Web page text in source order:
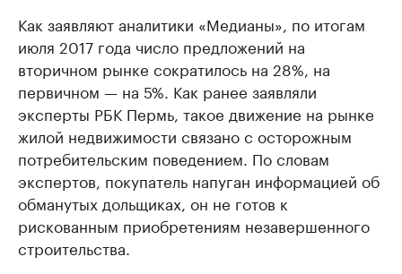
Как заявляют аналитики «Медианы», по итогам
июля 2017 года число предложений на
вторичном рынке сократилось на 28%, на
первичном — на 5%. Как ранее заявляли
эксперты РБК Пермь, такое движение на рынке
жилой недвижимости связано с осторожным
потребительским поведением. По словам
экспертов, покупатель напуган информацией об
обманутых дольщиках, он не готов к
рискованным приобретениям незавершенного
строительства.